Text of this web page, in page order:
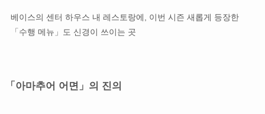
베이스의 센터 하우스 내 레스토랑에, 이번 시즌 새롭게 등장한
「수행 메뉴」도 신경이 쓰이는 곳
「아마추어 어면」의 진의